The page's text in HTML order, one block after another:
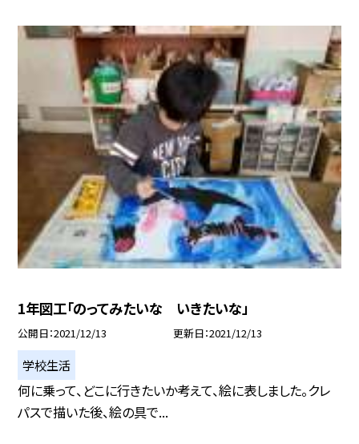
1年図工「のってみたいな いきたいな」
公開日 2021/12/13 更新日 2021/12/13
学校生活
何に乗って、どこに行きたいか考えて、絵に表しました。クレ
パスで描いた後、絵の具で...